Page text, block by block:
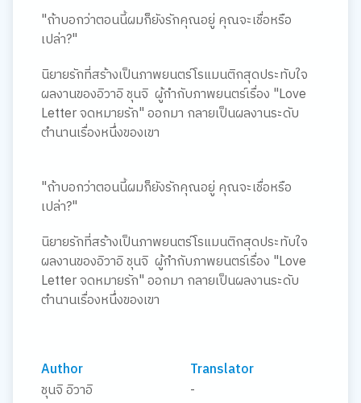
"ถ้าบอกว่าตอนนี้ผมก็ยังรักคุณอยู่ คุณจะเชื่อหรือ
เปล่า?"
นิยายรักที่สร้างเป็นภาพยนตร์โรแมนติกสุดประทับใจ
ผลงานของอิวาอิ ชุนจิ ผู้กำกับภาพยนตร์เรื่อง "Love
Letter จดหมายรัก" ออกมา กลายเป็นผลงานระดับ
ตำนานเรื่องหนึ่งของเขา
"ถ้าบอกว่าตอนนี้ผมก็ยังรักคุณอยู่ คุณจะเชื่อหรือ
เปล่า?"
นิยายรักที่สร้างเป็นภาพยนตร์โรแมนติกสุดประทับใจ
ผลงานของอิวาอิ ชุนจิ ผู้กำกับภาพยนตร์เรื่อง "Love
Letter จดหมายรัก" ออกมา กลายเป็นผลงานระดับ
ตำนานเรื่องหนึ่งของเขา
Author
ชุนจิ อิวาอิ
Translator
-